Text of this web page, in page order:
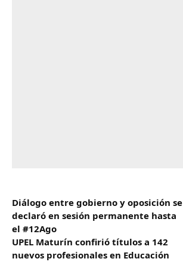
Diálogo entre gobierno y oposición se
declaró en sesión permanente hasta
el #12Ago
UPEL Maturín confirió títulos a 142
nuevos profesionales en Educación